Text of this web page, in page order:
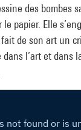
des bombes
papier. Elle
de son art un
l’art et dans